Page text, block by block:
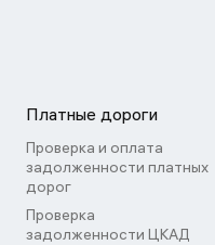
Платные дороги
Проверка и оплата
задолженности платных
дорог
Проверка
задолженности ЦКАД